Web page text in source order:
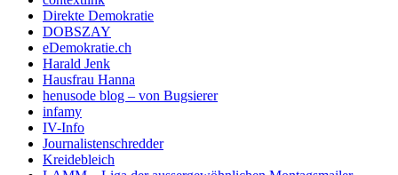
Direkte Demokratie
DOBSZAY
eDemokratie.ch
Harald Jenk
Hausfrau Hanna
henusode blog – von Bugsierer
infamy
IV-Info
Journalistenschredder
Kreidebleich